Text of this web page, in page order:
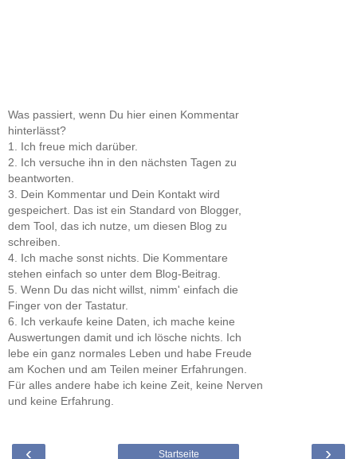
Was passiert, wenn Du hier einen Kommentar
hinterlässt?
1. Ich freue mich darüber.
2. Ich versuche ihn in den nächsten Tagen zu
beantworten.
3. Dein Kommentar und Dein Kontakt wird
gespeichert. Das ist ein Standard von Blogger,
dem Tool, das ich nutze, um diesen Blog zu
schreiben.
4. Ich mache sonst nichts. Die Kommentare
stehen einfach so unter dem Blog-Beitrag.
5. Wenn Du das nicht willst, nimm' einfach die
Finger von der Tastatur.
6. Ich verkaufe keine Daten, ich mache keine
Auswertungen damit und ich lösche nichts. Ich
lebe ein ganz normales Leben und habe Freude
am Kochen und am Teilen meiner Erfahrungen.
Für alles andere habe ich keine Zeit, keine Nerven
und keine Erfahrung.
‹ ›
Startseite